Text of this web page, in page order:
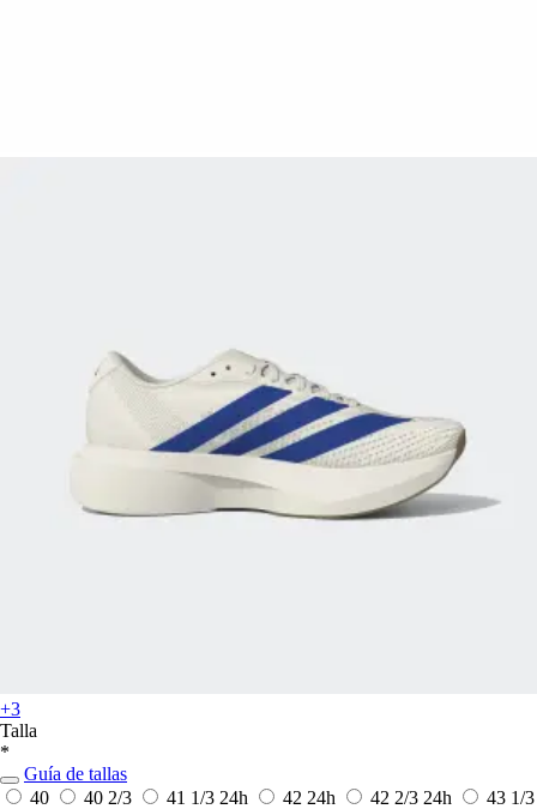
+3
Talla
*
Guía de tallas
40
40 2/3 41 1/3 24h 42 24h 42 2/3 24h
43 1/3